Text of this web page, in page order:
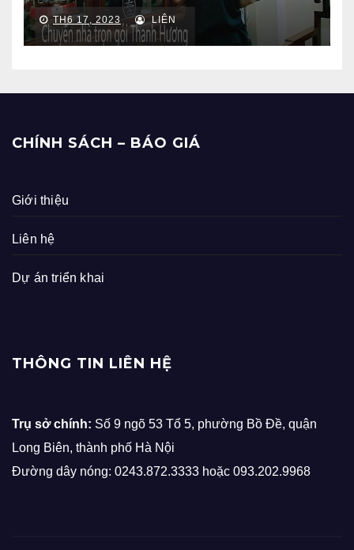
TH6 17, 2023 LIÊN
CHÍNH SÁCH – BÁO GIÁ
Giới thiệu
Liên hệ
Dự án triển khai
THÔNG TIN LIÊN HỆ
Trụ sở chính: Số 9 ngõ 53 Tổ 5, phường Bồ Đề, quận
Long Biên, thành phố Hà Nội
Đường dây nóng: 0243.872.3333 hoặc 093.202.9968